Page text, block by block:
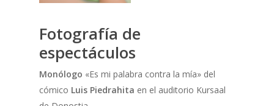
Fotografía de
espectáculos
Monólogo «Es mi palabra contra la mía» del
cómico Luis Piedrahita en el auditorio Kursaal